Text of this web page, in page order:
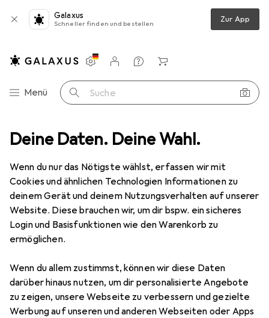
Deine Daten. Deine Wahl.
Wenn du nur das Nötigste wählst, erfassen wir mit
Cookies und ähnlichen Technologien Informationen zu
deinem Gerät und deinem Nutzungsverhalten auf unserer
Website. Diese brauchen wir, um dir bspw. ein sicheres
Login und Basisfunktionen wie den Warenkorb zu
ermöglichen.
Wenn du allem zustimmst, können wir diese Daten
darüber hinaus nutzen, um dir personalisierte Angebote
zu zeigen, unsere Webseite zu verbessern und gezielte
Werbung auf unseren und anderen Webseiten oder Apps
Galaxus
Schneller finden und bestellen Zur App
Navigation nach Kategorien
Menü Suche
Einstellungen
Kundenkonto
Vergleichslisten
Merklisten
Warenkorb
Bosch Professional Zubehör Absaughaube für Taucheinheit
6 Bilder
MENGENRABATT
Bosch Professional Zubehör
Absaughaube für Taucheinheit
Preis in EUR inkl. MwSt.
EUR
12,99